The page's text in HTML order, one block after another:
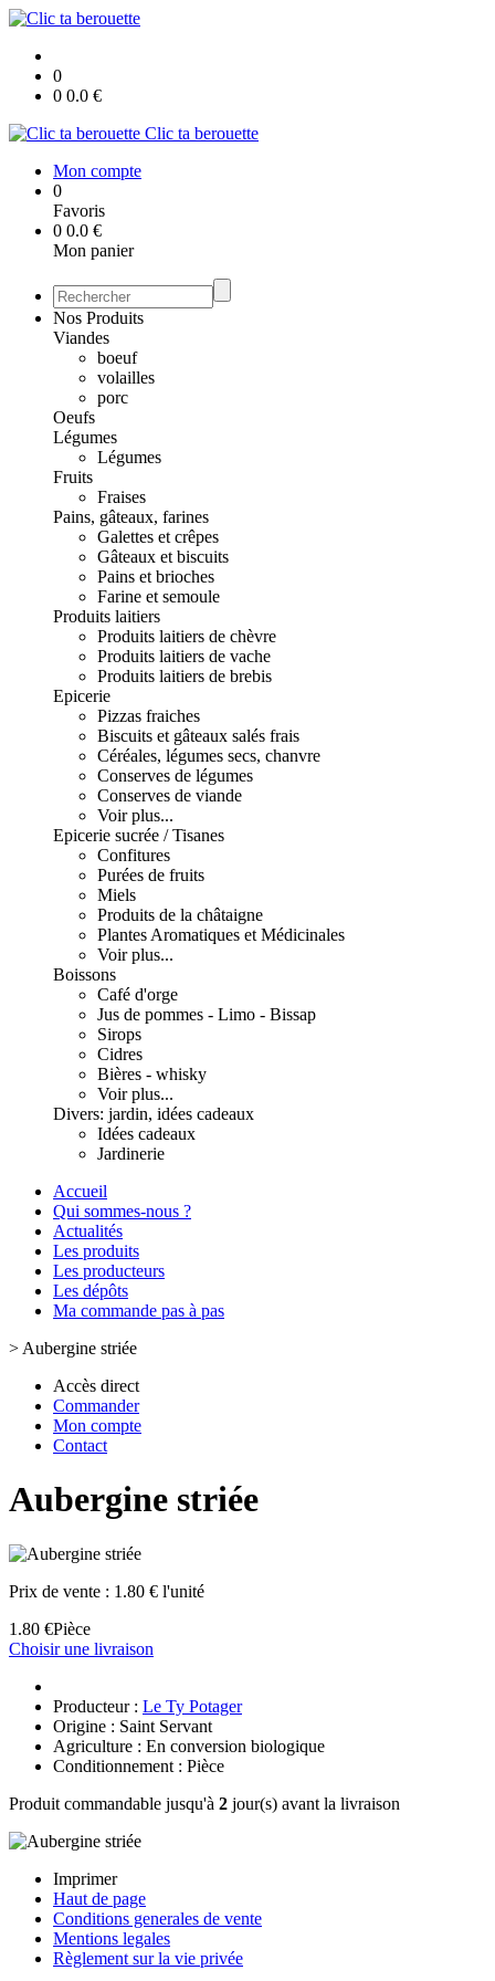
0
0 0.0 €
Clic ta berouette
Mon compte
0
Favoris
0 0.0 €
Mon panier
Nos Produits
Viandes
boeuf
volailles
porc
Oeufs
Légumes
Légumes
Fruits
Fraises
Pains, gâteaux, farines
Galettes et crêpes
Gâteaux et biscuits
Pains et brioches
Farine et semoule
Produits laitiers
Produits laitiers de chèvre
Produits laitiers de vache
Produits laitiers de brebis
Epicerie
Pizzas fraiches
Biscuits et gâteaux salés frais
Céréales, légumes secs, chanvre
Conserves de légumes
Conserves de viande
Voir plus...
Epicerie sucrée / Tisanes
Confitures
Purées de fruits
Miels
Produits de la châtaigne
Plantes Aromatiques et Médicinales
Voir plus...
Boissons
Café d'orge
Jus de pommes - Limo - Bissap
Sirops
Cidres
Bières - whisky
Voir plus...
Divers: jardin, idées cadeaux
Idées cadeaux
Jardinerie
Accueil
Qui sommes-nous ?
Actualités
Les produits
Les producteurs
Les dépôts
Ma commande pas à pas
> Aubergine striée
Accès direct
Commander
Mon compte
Contact
Aubergine striée
Prix de vente : 1.80 € l'unité
1.80 €Pièce
Choisir une livraison
Producteur : Le Ty Potager
Origine : Saint Servant
Agriculture : En conversion biologique
Conditionnement : Pièce
Produit commandable jusqu'à 2 jour(s) avant la livraison
Imprimer
Haut de page
Conditions generales de vente
Mentions legales
Règlement sur la vie privée